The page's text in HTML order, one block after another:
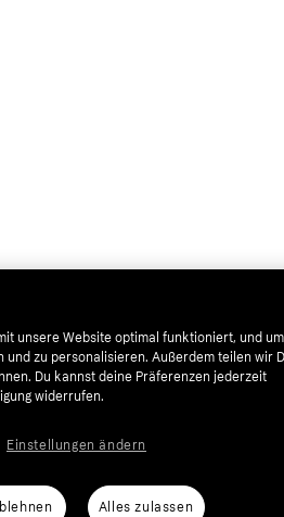
unsere Website optimal funktioniert, und
und zu personalisieren. Außerdem teilen wir
Du kannst deine Präferenzen jederzeit
widerrufen.
Alles zulassen
Einstellungen ändern